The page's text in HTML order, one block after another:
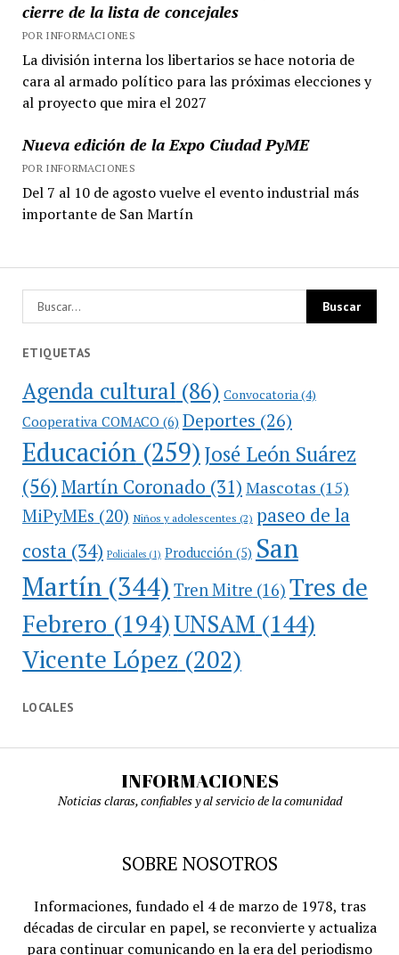
cierre de la lista de concejales
POR INFORMACIONES
La división interna los libertarios se hace notoria de
cara al armado político para las próximas elecciones y
al proyecto que mira el 2027
Nueva edición de la Expo Ciudad PyME
POR INFORMACIONES
Del 7 al 10 de agosto vuelve el evento industrial más
importante de San Martín
ETIQUETAS
Agenda cultural (86) Convocatoria (4)
Cooperativa COMACO(6) Deportes (26)
Educación(259)José León Suárez
(56)Martín Coronado (31) Mascotas (15)
MiPyMEs (20) Niños y adolescentes (2) paseo de la
costa(34) Policiales(1) Producción(5) San
Martín(344) Tren Mitre (16) Tres de
Febrero (194)UNSAM (144)
Vicente López (202)
LOCALES
INFORMACIONES
Noticias claras, confiables y al servicio de la comunidad
SOBRE NOSOTROS
Informaciones, fundado el 4 de marzo de 1978, tras
décadas de circular en papel, se reconvierte y actualiza
para continuar comunicando en la era del periodismo